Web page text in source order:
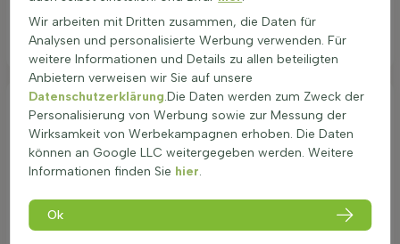
Anzahl Meter
= - +
Anzahl Stück
Gelbe Scheinzypresse Chamaecyparis
Lawsoniana Ivonne 80-100 cm - Ballen
Scheinzypresse
Lieferbar ab: 21.09.2026
Pflanzenhöhe bei Lieferung (ohne
80-100
Anzahl Pflanzen pro laufendem Meter
3
Wir arbeiten mit Dritten zusammen, die Daten für
Analysen und personalisierte Werbung verwenden. Für
weitere Informationen und Details zu allen beteiligten
Anbietern verweisen wir Sie auf unsere
Datenschutzerklärung.Die Daten werden zum Zweck der
Personalisierung von Werbung sowie zur Messung der
Wirksamkeit von Werbekampagnen erhoben. Die Daten
können an Google LLC weitergegeben werden. Weitere
Informationen finden Sie hier.
Ok